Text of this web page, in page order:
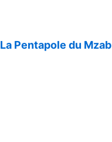
La Pentapole du Mzab